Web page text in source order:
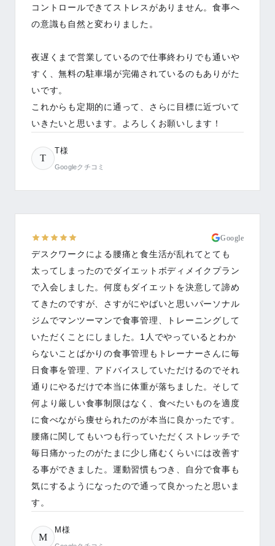
コントロールできてストレスがありません。食事へ
の意識も自然と変わりました。
夜遅くまで営業しているので仕事終わりでも通いや
すく、無料の駐車場が完備されているのもありがた
いです。
これからも定期的に通って、さらに目標に近づいて
いきたいと思います。よろしくお願いします！
T
T様
Googleクチコミ
Google
デスクワークによる腰痛と食生活が乱れてとても
太ってしまったのでダイエットボディメイクプラン
で入会しました。何度もダイエットを決意して諦め
てきたのですが、さすがにやばいと思いパーソナル
ジムでマンツーマンで食事管理、トレーニングして
いただくことにしました。1人でやっているとわか
日食事を管理、アドバイスしていただけるのでそれ
通りにやるだけで本当に体重が落ちました。そして
何より厳しい食事制限はなく、食べたいものを適度
に食べながら痩せられたのが本当に良かったです。
腰痛に関してもいつも行っていただくストレッチで
毎日痛かったのがたまに少し痛むくらいには改善す
る事ができました。運動習慣もつき、自分で食事も
気にするようになったので通って良かったと思いま
M